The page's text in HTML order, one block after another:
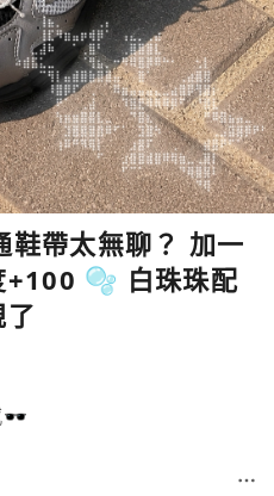
鞋帶太無聊？ 加一
+100 🫧 白珠珠配
🕶️